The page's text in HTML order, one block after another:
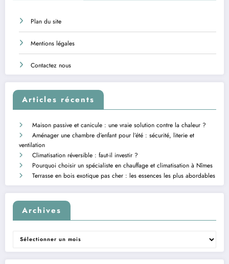
Plan du site
Mentions légales
Contactez nous
Articles récents
Maison passive et canicule : une vraie solution contre la chaleur ?
Aménager une chambre d’enfant pour l’été : sécurité, literie et
ventilation
Climatisation réversible : faut-il investir ?
Pourquoi choisir un spécialiste en chauffage et climatisation à Nîmes
Terrasse en bois exotique pas cher : les essences les plus abordables
Archives
Archives